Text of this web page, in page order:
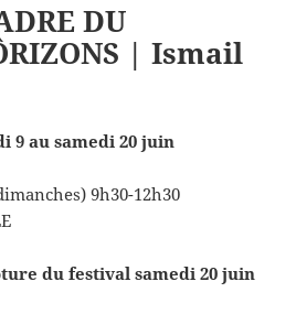
DU
| Ismail
9 au samedi 20 juin
9h30-12h30
du festival samedi 20 juin